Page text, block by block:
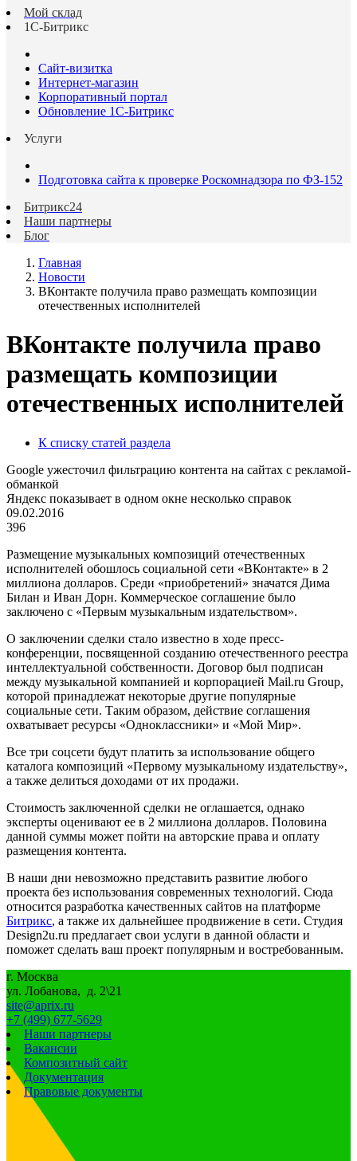
Мой склад
1С-Битрикс
Сайт-визитка
Интернет-магазин
Корпоративный портал
Обновление 1С-Битрикс
Услуги
Подготовка сайта к проверке Роскомнадзора по ФЗ-152
Битрикс24
Наши партнеры
Блог
Главная
Новости
ВКонтакте получила право размещать композиции
отечественных исполнителей
ВКонтакте получила право
размещать композиции
отечественных исполнителей
К списку статей раздела
Google ужесточил фильтрацию контента на сайтах с рекламой-
обманкой
Яндекс показывает в одном окне несколько справок
09.02.2016
396
Размещение музыкальных композиций отечественных
исполнителей обошлось социальной сети «ВКонтакте» в 2
миллиона долларов. Среди «приобретений» значатся Дима
Билан и Иван Дорн. Коммерческое соглашение было
заключено с «Первым музыкальным издательством».
О заключении сделки стало известно в ходе пресс-
конференции, посвященной созданию отечественного реестра
интеллектуальной собственности. Договор был подписан
между музыкальной компанией и корпорацией Mail.ru Group,
которой принадлежат некоторые другие популярные
социальные сети. Таким образом, действие соглашения
охватывает ресурсы «Одноклассники» и «Мой Мир».
Все три соцсети будут платить за использование общего
каталога композиций «Первому музыкальному издательству»,
а также делиться доходами от их продажи.
Стоимость заключенной сделки не оглашается, однако
эксперты оценивают ее в 2 миллиона долларов. Половина
данной суммы может пойти на авторские права и оплату
размещения контента.
В наши дни невозможно представить развитие любого
проекта без использования современных технологий. Сюда
относится разработка качественных сайтов на платформе
Битрикс, а также их дальнейшее продвижение в сети. Студия
Design2u.ru предлагает свои услуги в данной области и
поможет сделать ваш проект популярным и востребованным.
г. Москва
ул. Лобанова, д. 2\21
site@aprix.ru
+7 (499) 677-5629
Наши партнеры
Вакансии
Композитный сайт
Документация
Правовые документы